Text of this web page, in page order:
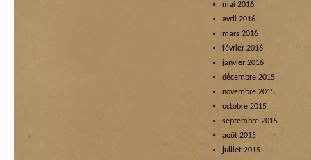
mai 2016
avril 2016
mars 2016
février 2016
janvier 2016
décembre 2015
novembre 2015
octobre 2015
septembre 2015
août 2015
juillet 2015